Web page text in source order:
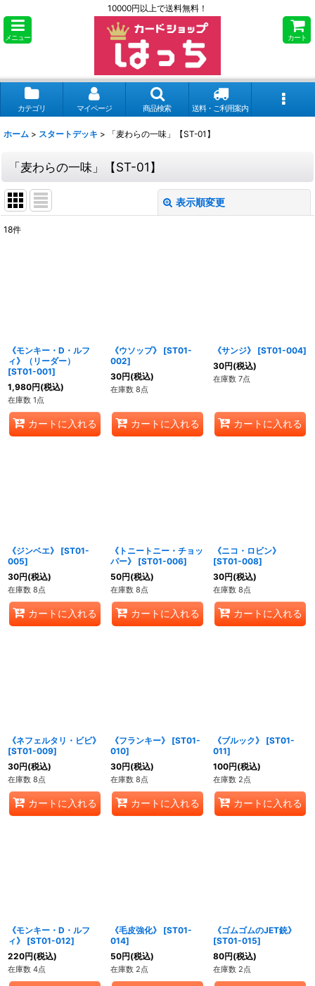
10000円以上で送料無料！
メニュー カート
カテゴリ マイページ 商品検索 送料・ご利用案内
ホーム > スタートデッキ > 「麦わらの一味」【ST-01】
「麦わらの一味」【ST-01】
表示順変更
18件
《モンキー・D・ルフ
ィ》（リーダー）
[ST01-001]
1,980円(税込)
在庫数 1点
カートに入れる
《ウソップ》 [ST01-
002]
30円(税込)
在庫数 8点
カートに入れる
《サンジ》 [ST01-004]
30円(税込)
在庫数 7点
カートに入れる
《ジンベエ》 [ST01-
005]
30円(税込)
在庫数 8点
カートに入れる
《トニートニー・チョッ
パー》
[ST01-006]
50円(税込)
在庫数 8点
カートに入れる
《ニコ・ロビン》
[ST01-008]
30円(税込)
在庫数 8点
カートに入れる
《ネフェルタリ・ビビ》
[ST01-009]
30円(税込)
在庫数 8点
カートに入れる
《フランキー》 [ST01-
010]
30円(税込)
在庫数 8点
カートに入れる
《ブルック》 [ST01-
011]
100円(税込)
在庫数 2点
カートに入れる
《モンキー・D・ルフ
ィ》
[ST01-012]
220円(税込)
在庫数 4点
《毛皮強化》 [ST01-
014]
50円(税込)
在庫数 2点
《ゴムゴムのJET銃》
[ST01-015]
80円(税込)
在庫数 2点